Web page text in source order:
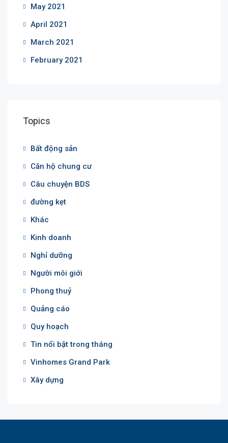
May 2021
April 2021
March 2021
February 2021
Topics
Bất động sản
Căn hộ chung cư
Câu chuyện BDS
đường kẹt
Khác
Kinh doanh
Nghỉ dưỡng
Người môi giới
Phong thuỷ
Quảng cáo
Quy hoạch
Tin nổi bật trong tháng
Vinhomes Grand Park
Xây dựng